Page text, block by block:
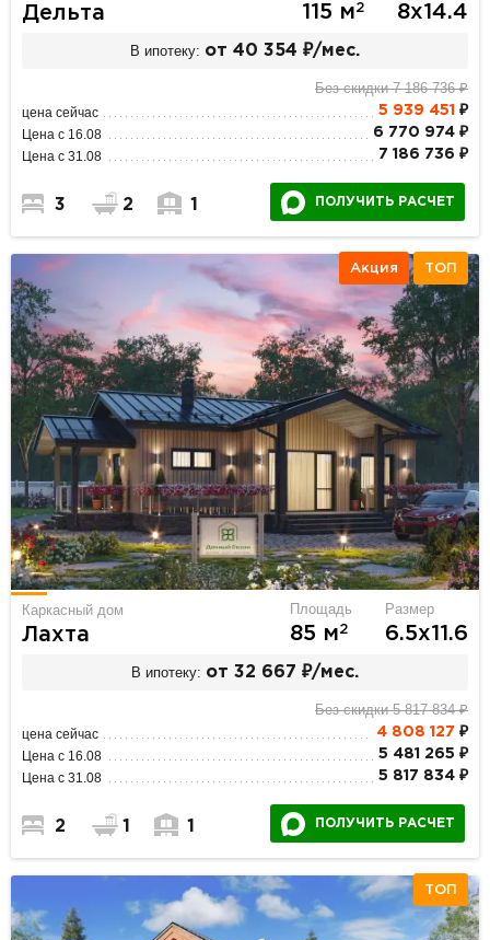
Дельта 115 м2 8х14.4
В ипотеку: от 40 354 ₽/мес.
Без скидки 7 186 736 ₽
цена сейчас 5 939 451 ₽
Цена с 16.08 6 770 974 ₽
Цена с 31.08 7 186 736 ₽
3 2 1 ПОЛУЧИТЬ РАСЧЕТ
Акция ТОП
Каркасный дом
Лахта
Площадь
85 м2
Размер
6.5х11.6
В ипотеку: от 32 667 ₽/мес.
Без скидки 5 817 834 ₽
цена сейчас 4 808 127 ₽
Цена с 16.08 5 481 265 ₽
Цена с 31.08 5 817 834 ₽
2 1 1 ПОЛУЧИТЬ РАСЧЕТ
ТОП